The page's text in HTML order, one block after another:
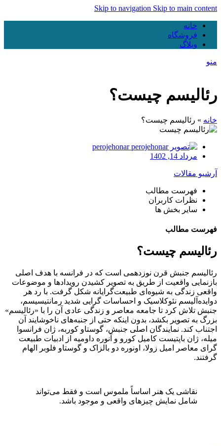
Skip to navigation Skip to main content
خانه
فروشگاه
وبلاگ
منو
رئالیسم چیست؟
خانه » رئالیسم چیست؟
perojehonar
مرداد 14, 1402
آرشیو مقالات
فهرست مطالب
نظرات کاربران
سایر بخش ها
فهرست مطالب
رئالیسم چیست؟
رئالیسم جنبش قرن نوزدهمی است که در فرانسه با هدف اصلی
بازنمایی واقعیت از طریق به تصویر کشیدن رویداد‌ها و موضوعات
واقعی زندگی به شیوه‌ای طبیعت‌گرایانه شکل گرفت. با رد هر
دو‌ایده‌آلیسم نئوکلاسیک و احساسات گرایی شدید رمانتیسیسم،
جنبش تلاش کرد تا جامعه معاصر و زندگی عادی آن را با «رئالیسم»
بزرگ به تصویر بکشد، بدون اینکه حتی از جنبه‌های ناخوشایند آن
اجتناب کند. نمایندگان اصلی جنبش، گوستاو کوربه، ژان فرانسوا
میله، ژان باپتیست کامیل کورو و آنوره داومیه از ادبیات طبیعت
گرای معاصر‌ امیل زولا، اونوره دو بالزاک و گوستاو فلوبر الهام
گرفتند.
نقاشی یک هنر اساساً ملموس است و فقط می‌تواند
شامل نمایش چیز‌های واقعی و موجود باشد.